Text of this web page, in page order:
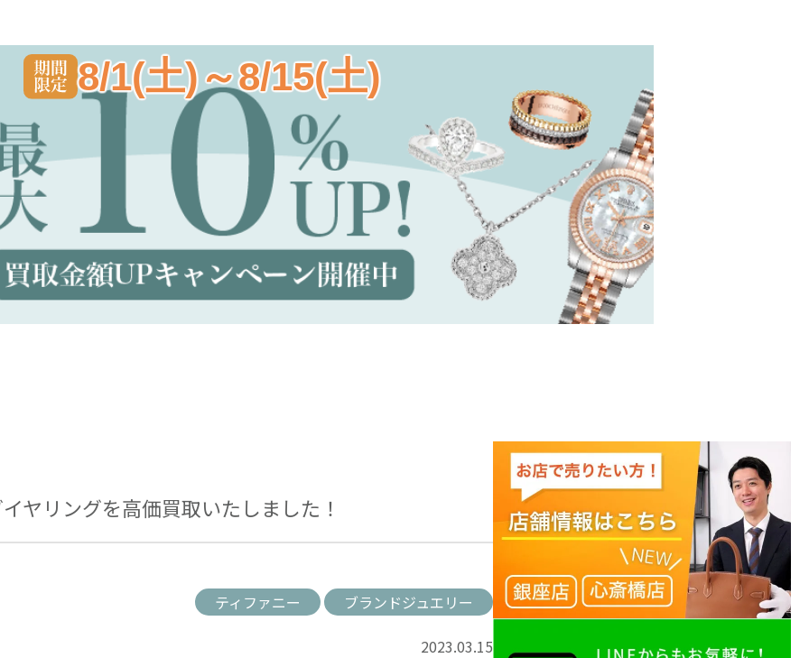
8/1(土)～8/15(土)
ヤリングを高価買取いたしました！
ティファニー ブランドジュエリー
2023.03.15